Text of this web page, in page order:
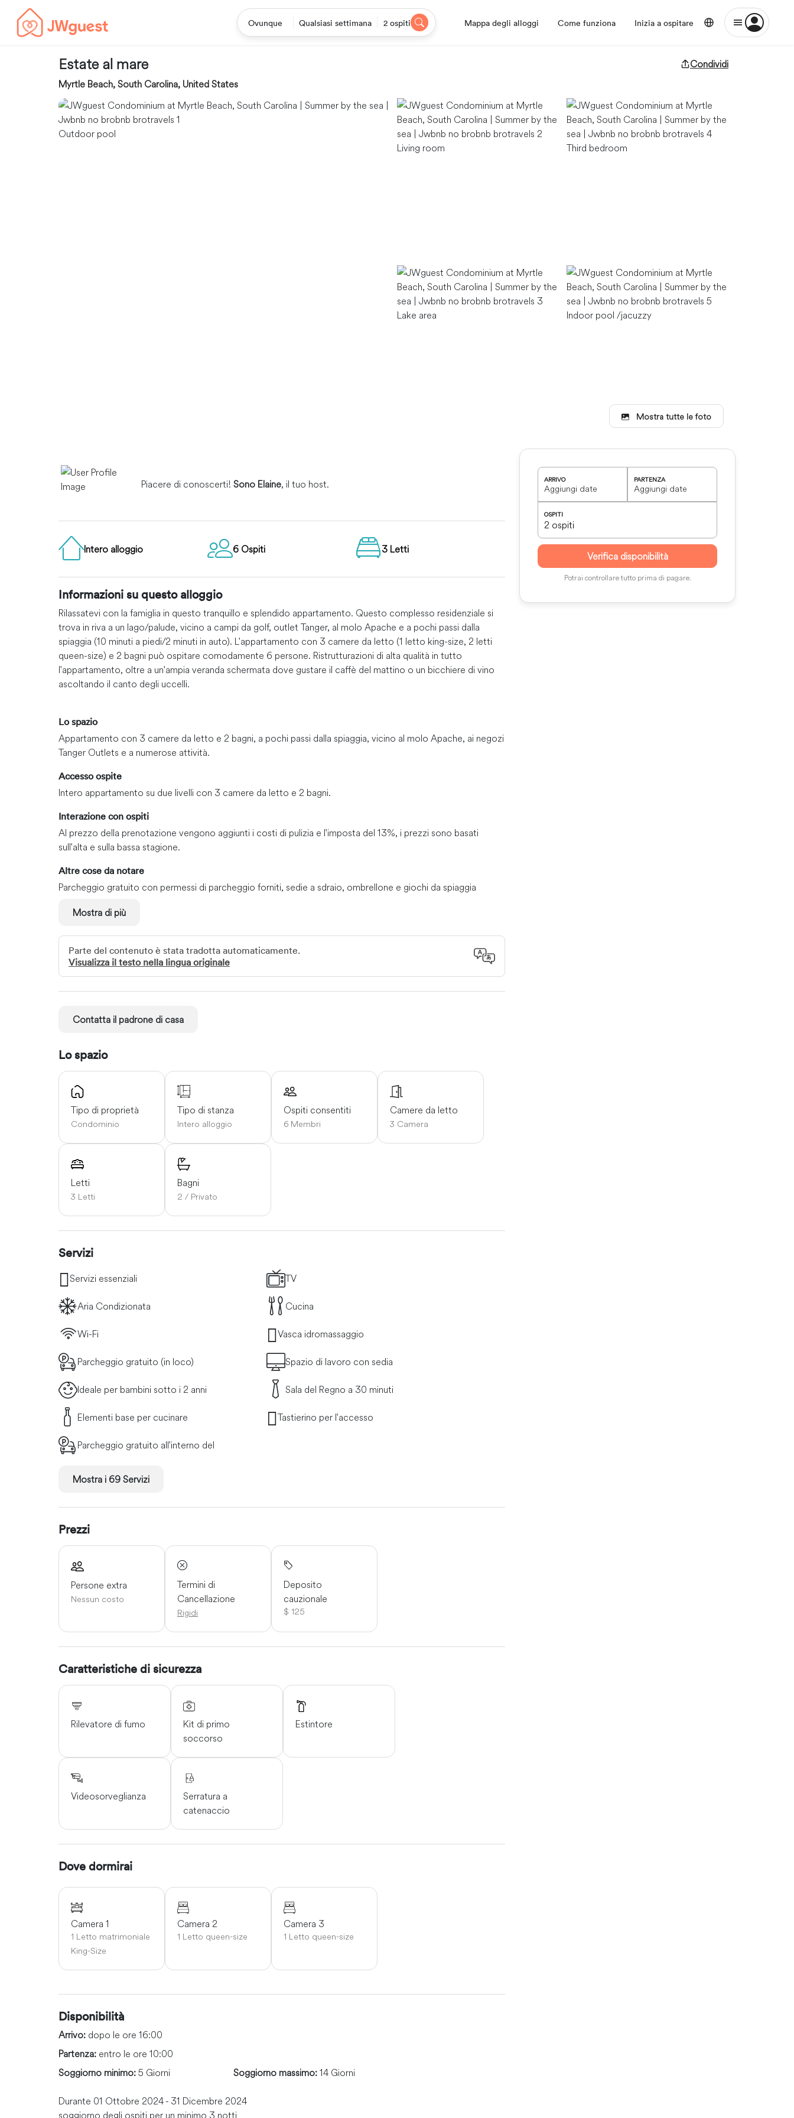
Ovunque Qualsiasi settimana 2 ospiti Mappa degli alloggi Come funziona Inizia a ospitare
Estate al mare
Myrtle Beach, South Carolina, United States
Condividi
Outdoor pool
Living room
Lake area
Third bedroom
Indoor pool /jacuzzy
Mostra tutte le foto
Piacere di conoscerti! Sono Elaine, il tuo host.
Intero alloggio 6 Ospiti 3 Letti
Informazioni su questo alloggio
Rilassatevi con la famiglia in questo tranquillo e splendido appartamento. Questo complesso residenziale si
trova in riva a un lago/palude, vicino a campi da golf, outlet Tanger, al molo Apache e a pochi passi dalla
spiaggia (10 minuti a piedi/2 minuti in auto). L'appartamento con 3 camere da letto (1 letto king-size, 2 letti
queen-size) e 2 bagni può ospitare comodamente 6 persone. Ristrutturazioni di alta qualità in tutto
l'appartamento, oltre a un'ampia veranda schermata dove gustare il caffè del mattino o un bicchiere di vino
ascoltando il canto degli uccelli.
Lo spazio
Appartamento con 3 camere da letto e 2 bagni, a pochi passi dalla spiaggia, vicino al molo Apache, ai negozi
Tanger Outlets e a numerose attività.
Accesso ospite
Intero appartamento su due livelli con 3 camere da letto e 2 bagni.
Interazione con ospiti
Al prezzo della prenotazione vengono aggiunti i costi di pulizia e l'imposta del 13%, i prezzi sono basati
sull'alta e sulla bassa stagione.
Altre cose da notare
Parcheggio gratuito con permessi di parcheggio forniti, sedie a sdraio, ombrellone e giochi da spiaggia
* ANIMALI NON AMMESSI
*Orario di apertura della piscina: dalle 9:00 alle 22:00. Per entrare e uscire dalla piscina coperta/esterna è
necessaria la chiave.
Mostra di più
Parte del contenuto è stata tradotta automaticamente.
Visualizza il testo nella lingua originale
Contatta il padrone di casa
Lo spazio
Tipo di proprietà
Condominio
Tipo di stanza
Intero alloggio
Ospiti consentiti
6 Membri
Camere da letto
3 Camera
Letti
3 Letti
Bagni
2 / Privato
Servizi
Servizi essenziali TV
Aria Condizionata Cucina
Wi-Fi Vasca idromassaggio
Parcheggio gratuito (in loco) Spazio di lavoro con sedia
Ideale per bambini sotto i 2 anni Sala del Regno a 30 minuti
Elementi base per cucinare Tastierino per l'accesso
Parcheggio gratuito all'interno del
Mostra i 69 Servizi
Prezzi
Persone extra
Nessun costo
Termini di
Cancellazione
Rigidi
Deposito
cauzionale
$ 125
Caratteristiche di sicurezza
Rilevatore di fumo
Kit di primo
soccorso
Estintore
Videosorveglianza
Serratura a
catenaccio
Dove dormirai
Camera 1
1 Letto matrimoniale
King-Size
Camera 2
1 Letto queen-size
Camera 3
1 Letto queen-size
Disponibilità
Arrivo: dopo le ore 16:00
Partenza: entro le ore 10:00
Soggiorno minimo: 5 Giorni Soggiorno massimo: 14 Giorni
Durante 01 Ottobre 2024 - 31 Dicembre 2024
soggiorno degli ospiti per un minimo 3 notti
ARRIVO PARTENZA
OSPITI
Verifica disponibilità
Potrai controllare tutto prima di pagare.